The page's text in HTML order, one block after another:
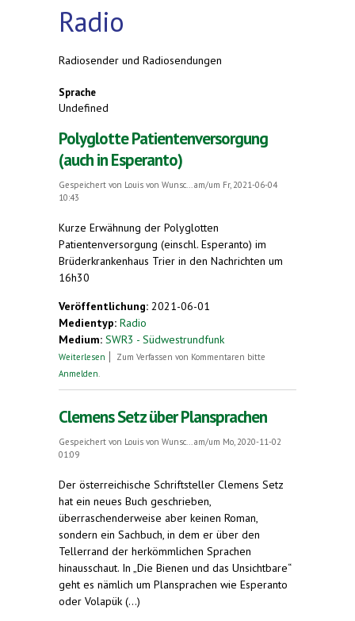
Radio
Radiosender und Radiosendungen
Sprache
Undefined
Polyglotte Patientenversorgung
(auch in Esperanto)
Gespeichert von Louis von Wunsc...
am/um Fr, 2021-06-04
10:43
Kurze Erwähnung der Polyglotten
Patientenversorgung (einschl. Esperanto) im
Brüderkrankenhaus Trier in den Nachrichten um
16h30
Veröffentlichung: 2021-06-01
Medientyp: Radio
Medium: SWR3 - Südwestrundfunk
Weiterlesen über Polyglotte Patientenversorgung (auch in
Zum Verfassen von Kommentaren bitte
Anmelden
Clemens Setz über Plansprachen
Gespeichert von Louis von Wunsc...
am/um Mo, 2020-11-02
01:09
Der österreichische Schriftsteller Clemens Setz
hat ein neues Buch geschrieben,
überraschenderweise aber keinen Roman,
sondern ein Sachbuch, in dem er über den
Tellerrand der herkömmlichen Sprachen
hinausschaut. In „Die Bienen und das Unsichtbare“
geht es nämlich um Plansprachen wie Esperanto
oder Volapük (...)